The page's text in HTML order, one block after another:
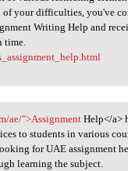
your difficulties, you've
Writing Help and
time.
ae/">Assignment Help</a>
to students in various
for UAE assignment
learning the subject.